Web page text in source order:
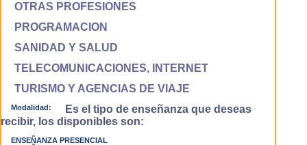
OTRAS PROFESIONES
PROGRAMACION
SANIDAD Y SALUD
TELECOMUNICACIONES, INTERNET
TURISMO Y AGENCIAS DE VIAJE
Modalidad:
Es el tipo de enseñanza que deseas
recibir, los disponibles son:
ENSEÑANZA PRESENCIAL